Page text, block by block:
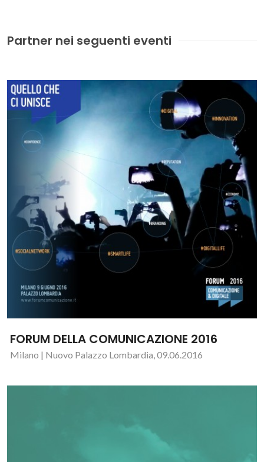
Partner nei seguenti eventi
FORUM DELLA COMUNICAZIONE 2016
Milano | Nuovo Palazzo Lombardia, 09.06.2016